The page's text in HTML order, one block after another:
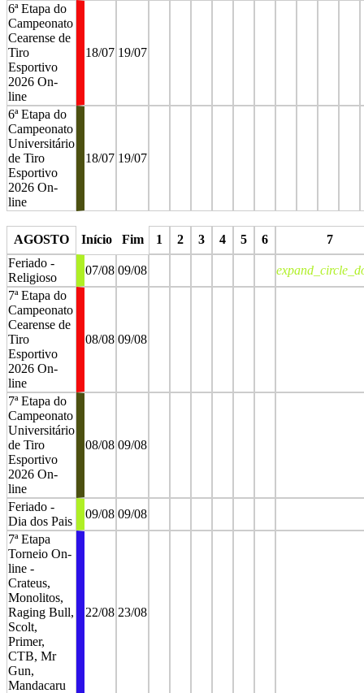
6ª Etapa do
Campeonato
Cearense de
Tiro
Esportivo
2026 On-
line
18/07 19/07
6ª Etapa do
Campeonato
Universitário
de Tiro
Esportivo
2026 On-
line
18/07 19/07
AGOSTO
Início Fim 1 2 3 4 5 6
7
Feriado -
Religioso
07/08 09/08
7ª Etapa do
Campeonato
Cearense de
Tiro
Esportivo
2026 On-
line
08/08 09/08
7ª Etapa do
Campeonato
Universitário
de Tiro
Esportivo
2026 On-
line
08/08 09/08
Feriado -
Dia dos Pais
09/08 09/08
7ª Etapa
Torneio On-
line -
Crateus,
Monolitos,
Raging Bull,
Scolt,
Primer,
CTB, Mr
Gun,
Mandacaru
22/08 23/08